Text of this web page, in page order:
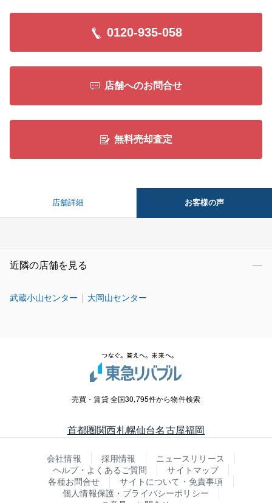
0120-935-058
店舗へのお問合せ
無料売却査定
店舗詳細 お客様の声
近隣の店舗を見る
武蔵小山センター 大岡山センター
売買・賃貸 全国30,795件から物件検索
首都圏関西札幌仙台名古屋福岡
会社情報 採用情報
ニュースリリース
ヘルプ・よくあるご質問
サイトマップ
各種お問合せ
サイトについて・免責事項
個人情報保護・プライバシーポリシー